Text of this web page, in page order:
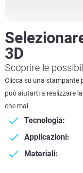
3D
Scoprire le
Clicca su una stampante
può aiutarti a realizzare
che mai.
Tecnologia:
Applicazioni:
Materiali: